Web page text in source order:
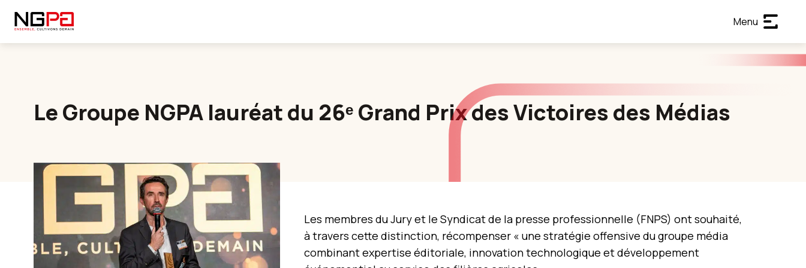
Menu
Le Groupe NGPA lauréat du 26ᵉ Grand Prix des Victoires des Médias
Les membres du Jury et le Syndicat de la presse professionnelle (FNPS) ont souhaité,
à travers cette distinction, récompenser « une stratégie offensive du groupe média
combinant expertise éditoriale, innovation technologique et développement